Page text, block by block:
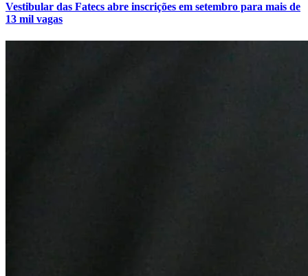
Vestibular das Fatecs abre inscrições em setembro para mais de
13 mil vagas